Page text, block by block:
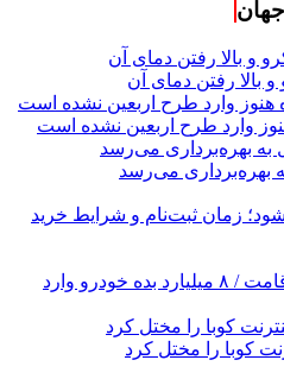
رفتن دمای آن
بهره‌برداری می‌رسد
زمان ثبت‌نام و شرایط خرید
کاسبی خارج‌نشین‌ها با سهمیه اقامت / ۸ میلیارد بده خودرو وارد
کوبا را مختل کرد